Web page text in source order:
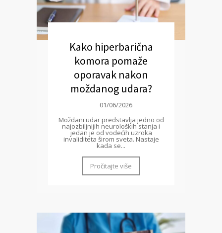
Kako hiperbarična
komora pomaže
oporavak nakon
moždanog udara?
01/06/2026
Moždani udar predstavlja jedno od
najozbiljnijih neuroloških stanja i
jedan je od vodećih uzroka
invaliditeta širom sveta. Nastaje
kada se...
Pročitajte više